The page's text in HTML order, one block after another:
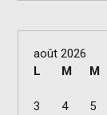
août 2026
L
M M
3
4 5